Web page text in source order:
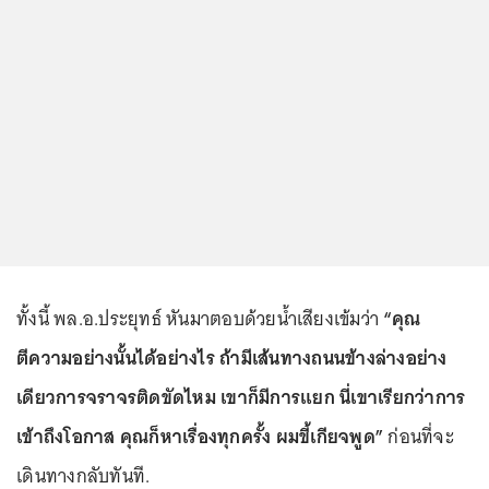
ทั้งนี้ พล.อ.ประยุทธ์ หันมาตอบด้วยน้ำเสียงเข้มว่า “คุณ
ตีความอย่างนั้นได้อย่างไร ถ้ามีเส้นทางถนนข้างล่างอย่าง
เดียวการจราจรติดขัดไหม เขาก็มีการแยก นี่เขาเรียกว่าการ
เข้าถึงโอกาส คุณก็หาเรื่องทุกครั้ง ผมขี้เกียจพูด”ก่อนที่จะ
เดินทางกลับทันที.